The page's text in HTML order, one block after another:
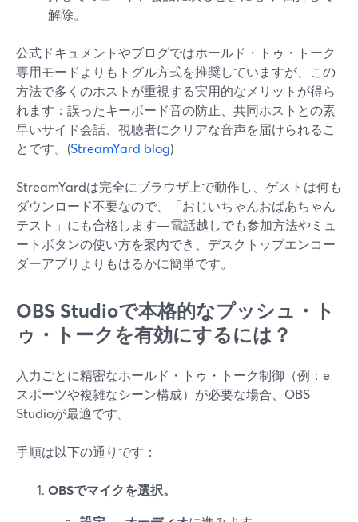
解除。
公式ドキュメントやブログではホールド・トゥ・トーク
専用モードよりもトグル方式を推奨していますが、この
方法で多くのホストが重視する実用的なメリットが得ら
れます：誤ったキーボード音の防止、共同ホストとの素
早いサイド会話、視聴者にクリアな音声を届けられるこ
とです。(StreamYard blog)
StreamYardは完全にブラウザ上で動作し、ゲストは何も
ダウンロード不要なので、「おじいちゃんおばあちゃん
テスト」にも合格します—電話越しでも参加方法やミュ
ートボタンの使い方を案内でき、デスクトップエンコー
ダーアプリよりもはるかに簡単です。
OBS Studioで本格的なプッシュ・ト
ゥ・トークを有効にするには？
入力ごとに精密なホールド・トゥ・トーク制御（例：e
スポーツや複雑なシーン構成）が必要な場合、OBS
Studioが最適です。
手順は以下の通りです：
OBSでマイクを選択。